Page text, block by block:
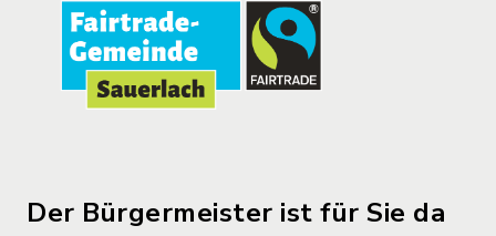
Der Bürgermeister ist für Sie da